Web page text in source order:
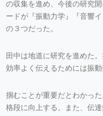
の収集を進め、今後の研究
ードが『振動力学』『音響
の３つだった。
田中は地道に研究を進めた
効率よく伝えるためには振
掴むことが重要だとわかっ
格段に向上する。また、伝